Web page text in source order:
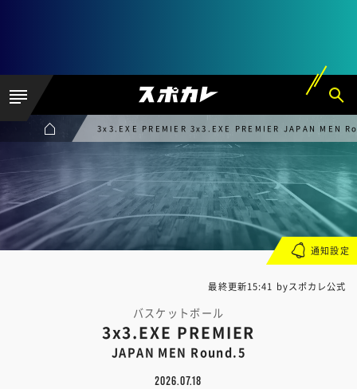
3x3.EXE PREMIER 3x3.EXE PREMIER JAPAN MEN
最終更新15:41 byスポカレ公式
バスケットボール
3x3.EXE PREMIER
JAPAN MEN Round.5
2026.07.18
通知設定